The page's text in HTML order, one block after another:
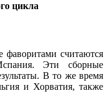
цикла
считаются
Эти сборные
В то же время
и Хорватия, также